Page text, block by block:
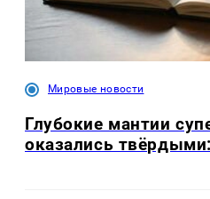
Мировые новости
Глубокие мантии
оказались